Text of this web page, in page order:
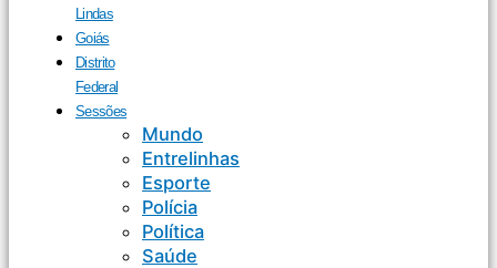
Lindas
Goiás
Distrito
Federal
Sessões
Mundo
Entrelinhas
Esporte
Polícia
Política
Saúde